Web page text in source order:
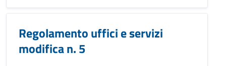
Regolamento uffici e servizi
modifica n. 5